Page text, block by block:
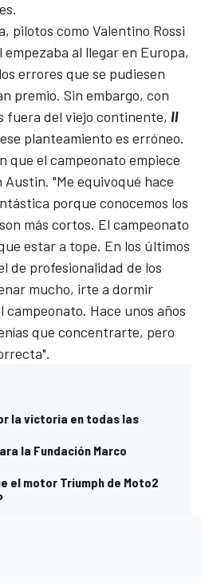
pilotos como Valentino Rossi
al llegar en Europa,
errores que se pudiesen
premio. Sin embargo, con
fuera del viejo continente, Il
planteamiento es erróneo.
que el campeonato empiece
Austin. "Me equivoqué hace
porque conocemos los
más cortos. El campeonato
estar a tope. En los últimos
de profesionalidad de los
mucho, irte a dormir
Hace unos años
que concentrarte, pero
la victoria en todas las
la Fundación Marco
el motor Triumph de Moto2